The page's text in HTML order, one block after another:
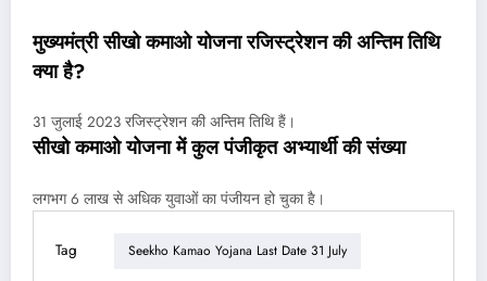
मुख्यमंत्री सीखो कमाओ योजना रजिस्ट्रेशन की अन्तिम तिथि
क्या है?
31 जुलाई 2023 रजिस्ट्रेशन की अन्तिम तिथि हैं।
सीखो कमाओ योजना में कुल पंजीकृत अभ्यार्थी की संख्या
लगभग 6 लाख से अधिक युवाओं का पंजीयन हो चुका है।
Tag Seekho Kamao Yojana Last Date 31 July